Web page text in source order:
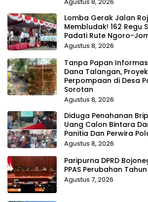
Agustus 8, 2026
Lomba Gerak Jalan
Membludak! 162 Regu
Padati Rute Ngoro-
Agustus 8, 2026
Tanpa Papan
Dana Talangan,
Perpompaan di Desa
Sorotan
Agustus 8, 2026
Diduga Penahanan
Uang Calon Bintara
Panitia Dan Perwira
Agustus 8, 2026
Paripurna DPRD
PPAS Perubahan
Agustus 7, 2026